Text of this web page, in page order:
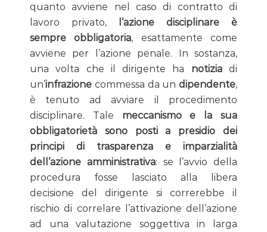
quanto avviene nel caso di contratto di
lavoro privato,
l’azione disciplinare è
sempre obbligatoria, esattamente come
avviene per l’azione penale. In sostanza,
una volta che il dirigente ha notiziadi
un’infrazione commessa da un dipendente,
è tenuto ad avviare il procedimento
disciplinare. Tale meccanismo e la sua
obbligatorietà sono posti a presidio dei
principi di trasparenza e imparzialità
dell’azione amministrativa: se l’avvio della
procedura fosse lasciato alla libera
decisione del dirigente si correrebbe il
rischio di correlare l’attivazione dell’azione
ad una valutazione soggettiva in larga